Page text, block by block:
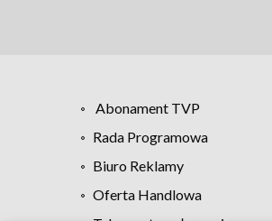
Abonament TVP
Rada Programowa
Biuro Reklamy
Oferta Handlowa